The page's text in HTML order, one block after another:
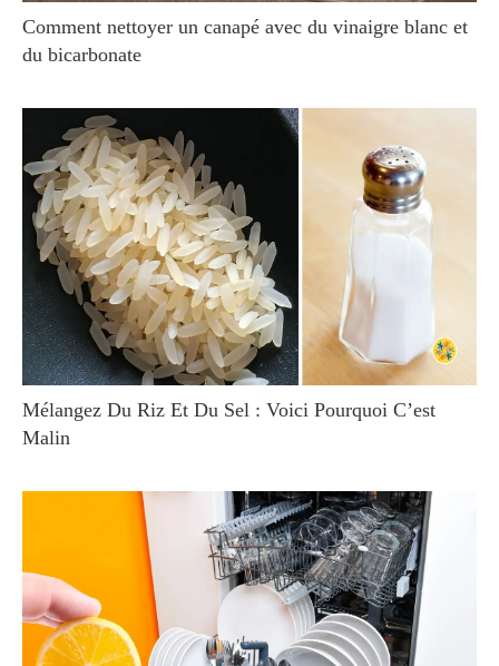
Comment nettoyer un canapé avec du vinaigre blanc et
du bicarbonate
Mélangez Du Riz Et Du Sel : Voici Pourquoi C’est
Malin